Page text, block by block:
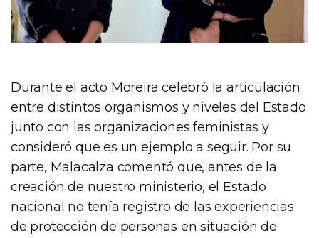
Durante el acto Moreira celebró la articulación
entre distintos organismos y niveles del Estado
junto con las organizaciones feministas y
consideró que es un ejemplo a seguir. Por su
parte, Malacalza comentó que, antes de la
creación de nuestro ministerio, el Estado
nacional no tenía registro de las experiencias
de protección de personas en situación de